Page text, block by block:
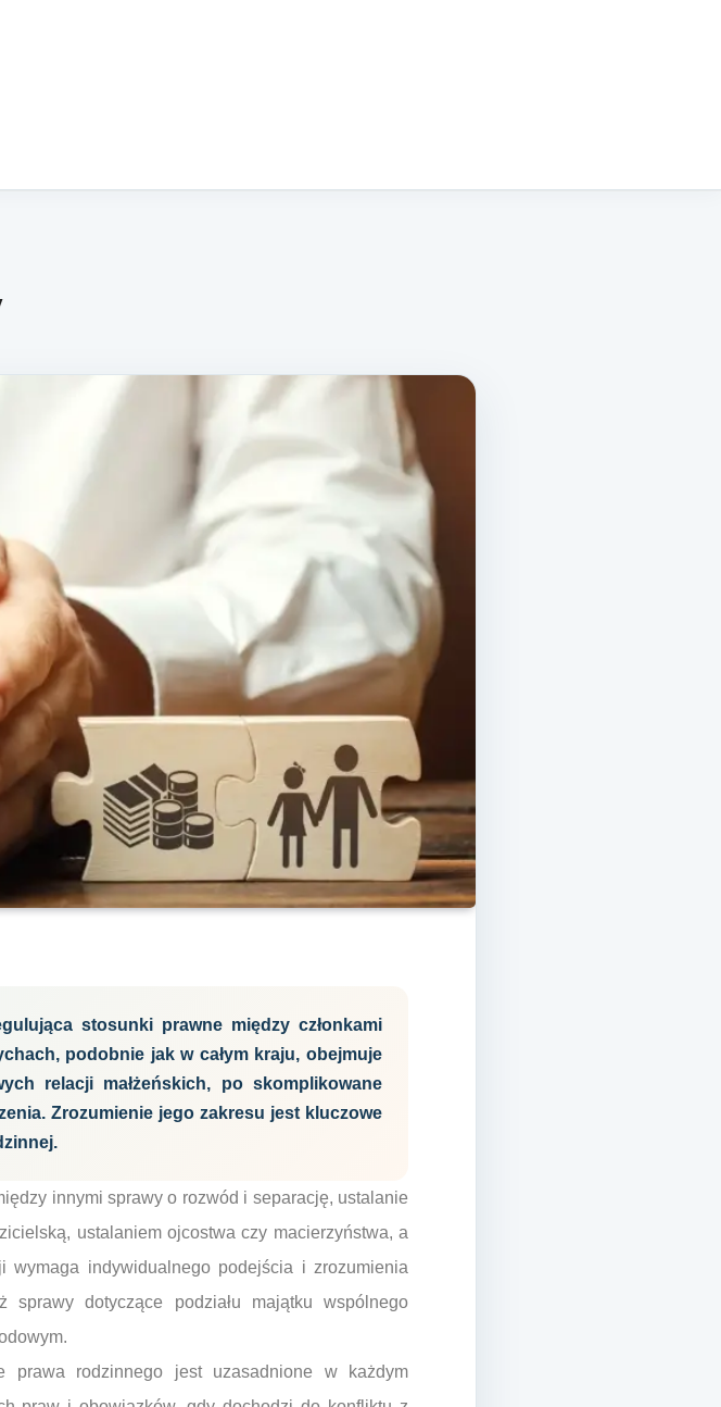
stosunki prawne między członkami
podobnie jak w całym kraju, obejmuje
relacji małżeńskich, po skomplikowane
Zrozumienie jego zakresu jest kluczowe
innymi sprawy o rozwód i separację, ustalanie
ustalaniem ojcostwa czy macierzyństwa, a
indywidualnego podejścia i zrozumienia
dotyczące podziału majątku wspólnego
prawa rodzinnego jest uzasadnione w każdym